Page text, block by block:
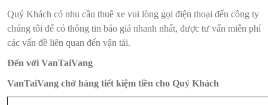
Quý Khách có nhu cầu thuê xe vui lòng gọi điện thoại đến công ty
chúng tôi để có thông tin báo giá nhanh nhất, được tư vấn miễn phí
các vấn đề liên quan đến vận tải.
Đến với VanTaiVang
VanTaiVang chở hàng tiết kiệm tiền cho Quý Khách